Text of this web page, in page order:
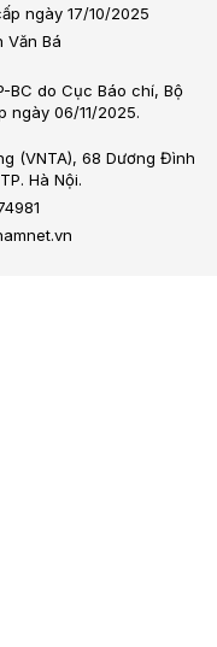
ngày 17/10/2025
Văn Bá
BC do Cục Báo chí, Bộ
ngày 06/11/2025.
(VNTA), 68 Dương Đình
Hà Nội.